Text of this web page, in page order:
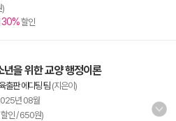
)
30%할인
을 위한 교양 행정이론
출판 에디팅 팀(지은이)
년 08월
인 / 650원)